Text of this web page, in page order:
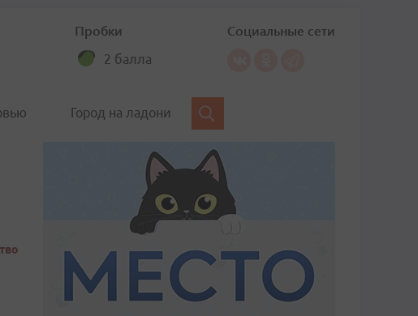
Пробки
2 балла
Социальные сети
Город на ладони